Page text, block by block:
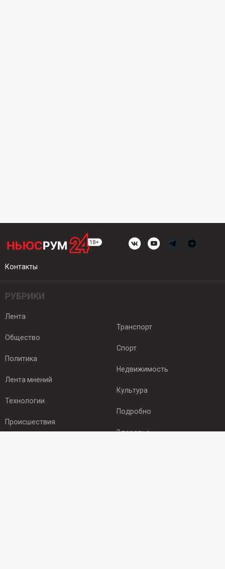
Контакты
РУБРИКИ
Лента
Общество
Политика
Лента мнений
Технологии
Происшествия
Транспорт
Спорт
Недвижимость
Культура
Подробно
Здоровье